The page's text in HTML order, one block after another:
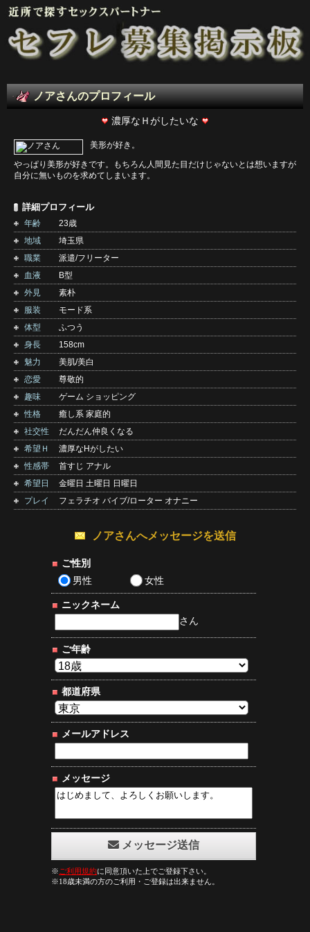
ノアさんのプロフィール
濃厚なＨがしたいな
美形が好き。
やっぱり美形が好きです。もちろん人間見た目だけじゃないとは想いますが
自分に無いものを求めてしまいます。
詳細プロフィール
年齢
23歳
地域
埼玉県
職業
派遣/フリーター
血液
B型
外見
素朴
服装
モード系
体型
ふつう
身長
158cm
魅力
美肌/美白
恋愛
尊敬的
趣味
ゲーム ショッピング
性格
癒し系 家庭的
社交性
だんだん仲良くなる
希望Ｈ
濃厚なHがしたい
性感帯
首すじ アナル
希望日
金曜日 土曜日 日曜日
プレイ
フェラチオ バイブ/ローター オナニー
ノアさんへメッセージを送信